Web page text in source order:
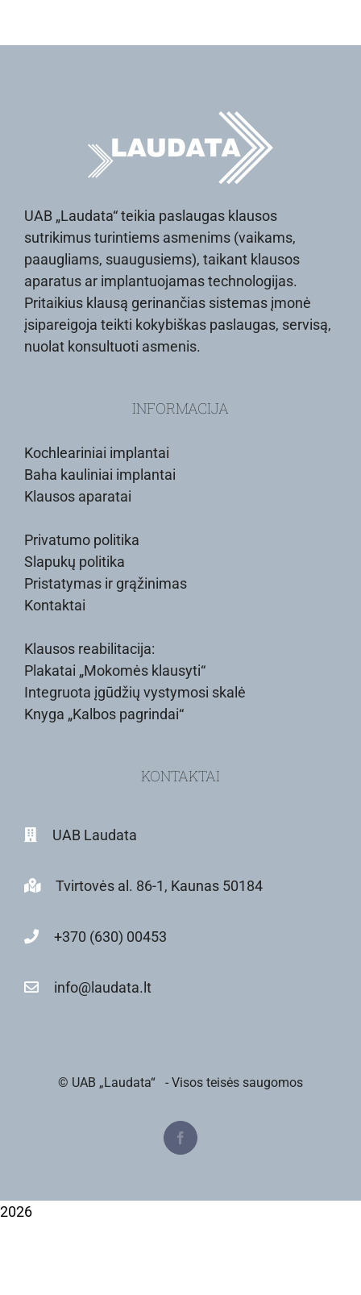
UAB „Laudata“ teikia paslaugas klausos
sutrikimus turintiems asmenims (vaikams,
paaugliams, suaugusiems), taikant klausos
aparatus ar implantuojamas technologijas.
Pritaikius klausą gerinančias sistemas įmonė
įsipareigoja teikti kokybiškas paslaugas, servisą,
nuolat konsultuoti asmenis.
INFORMACIJA
Kochleariniai implantai
Baha kauliniai implantai
Klausos aparatai
Privatumo politika
Slapukų politika
Pristatymas ir grąžinimas
Kontaktai
Klausos reabilitacija:
Plakatai „Mokomės klausyti“
Integruota įgūdžių vystymosi skalė
Knyga „Kalbos pagrindai“
KONTAKTAI
UAB Laudata
Tvirtovės al. 86-1, Kaunas 50184
+370 (630) 00453
info@laudata.lt
© UAB „Laudata“ - Visos teisės saugomos
Facebook
2026